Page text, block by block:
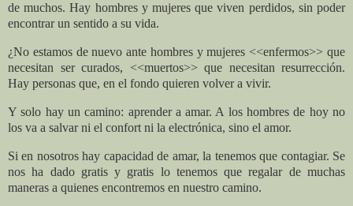
de muchos. Hay hombres y mujeres que viven perdidos, sin poder
encontrar un sentido a su vida.
¿No estamos de nuevo ante hombres y mujeres <<enfermos>> que
necesitan ser curados, <<muertos>> que necesitan resurrección.
Hay personas que, en el fondo quieren volver a vivir.
Y solo hay un camino: aprender a amar. A los hombres de hoy no
los va a salvar ni el confort ni la electrónica, sino el amor.
Si en nosotros hay capacidad de amar, la tenemos que contagiar. Se
nos ha dado gratis y gratis lo tenemos que regalar de muchas
maneras a quienes encontremos en nuestro camino.